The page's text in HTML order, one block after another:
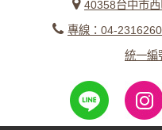
40358台中市
專線：04-
統一編